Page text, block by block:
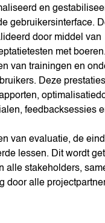
en
gebruikersinterface.
door middel van
met boeren.
van trainingen en
Deze
feedbacksessies
van evaluatie, de
lessen. Dit wordt
alle stakeholders,
door alle